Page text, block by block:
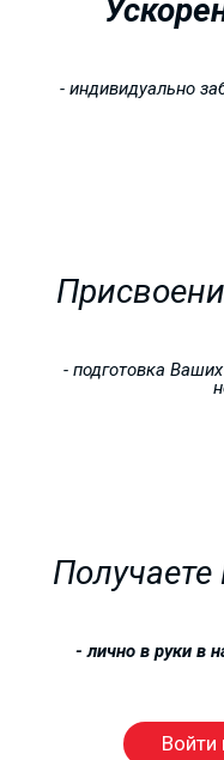
от
- индивидуально
- подготовка
- лично в руки в
Войти